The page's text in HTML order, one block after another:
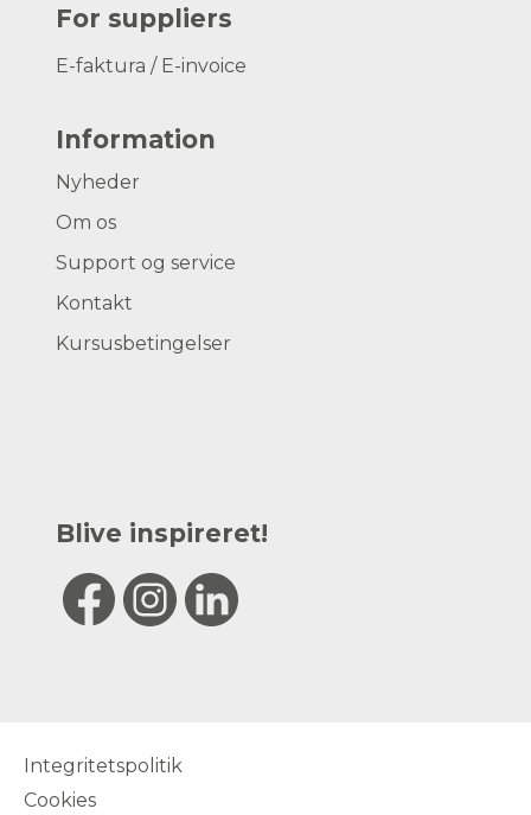
For suppliers
E-faktura / E-invoice
Information
Nyheder
Om os
Support og service
Kontakt
Kursusbetingelser
Blive inspireret!
Integritetspolitik
Cookies